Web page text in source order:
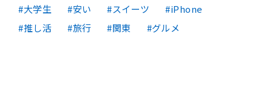
大学生
安い スイーツ
iPhone
推し活
旅行 関東 グルメ